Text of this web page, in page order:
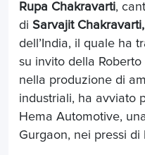
Rupa Chakravarti,
di Sarvajit Chakravarti,
dell’India, il quale ha
su invito della Roberto
nella produzione di
industriali, ha avviato
Hema Automotive,
Gurgaon, nei pressi di